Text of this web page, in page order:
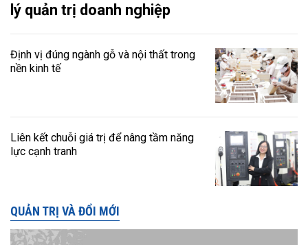
lý quản trị doanh nghiệp
Định vị đúng ngành gỗ và nội thất trong
nền kinh tế
Liên kết chuỗi giá trị để nâng tầm năng
lực cạnh tranh
QUẢN TRỊ VÀ ĐỔI MỚI